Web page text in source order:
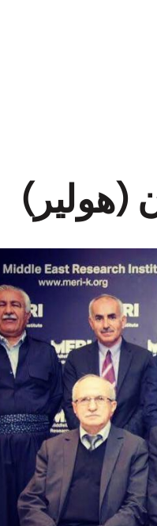
(هولیر)